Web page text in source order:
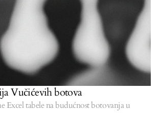
Vučićevih botova
Excel tabele na budućnost botovanja u